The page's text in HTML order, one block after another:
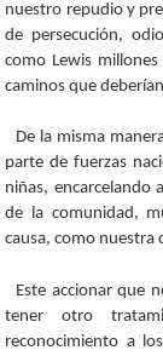
nuestro repudio y
de persecución,
como Lewis
caminos que
De la misma
parte de fuerzas
niñas, encarcelando
de la comunidad,
causa, como nuestra
Este accionar que
tener otro
reconocimiento a